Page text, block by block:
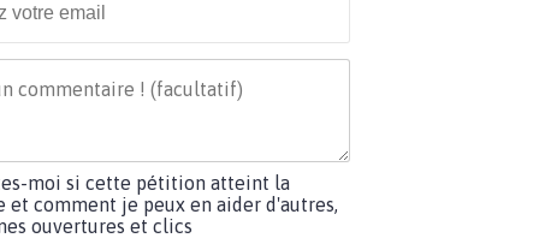
moi si cette pétition atteint la
et comment je peux en aider d'autres,
ouvertures et clics